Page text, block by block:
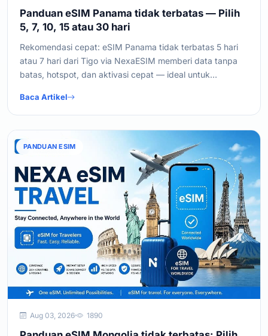
Panduan eSIM Panama tidak terbatas — Pilih
5, 7, 10, 15 atau 30 hari
Rekomendasi cepat: eSIM Panama tidak terbatas 5 hari
atau 7 hari dari Tigo via NexaESIM memberi data tanpa
batas, hotspot, dan aktivasi cepat — ideal untuk
Baca Artikel
PANDUAN ESIM
Aug 03, 2026 1890